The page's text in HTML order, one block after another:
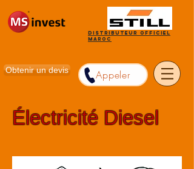
Obtenir un devis
Distributeur officiel
Maroc
Appeler
Électricité Diesel